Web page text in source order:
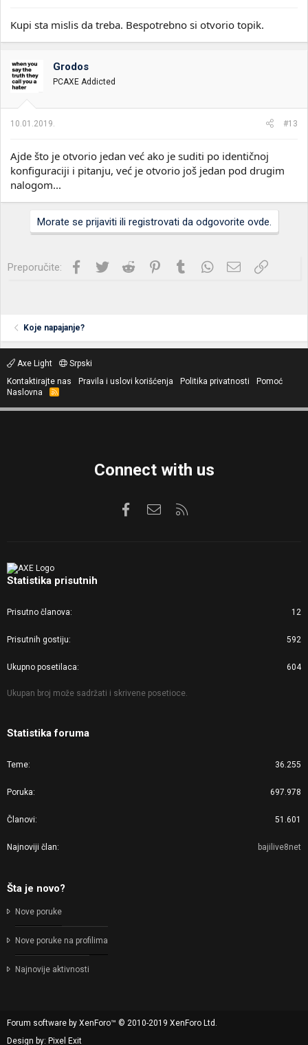
Kupi sta mislis da treba. Bespotrebno si otvorio topik.
Grodos
PCAXE Addicted
10.01.2019. #13
Ajde što je otvorio jedan već ako je suditi po identičnoj
konfiguraciji i pitanju, već je otvorio još jedan pod drugim
nalogom...
Morate se prijaviti ili registrovati da odgovorite ovde.
Preporučite: Facebook
Twitter Reddit PinterestTumblrWhatsApp
Imejl Link
Koje napajanje?
Axe Light
Srpski
Kontaktirajte nas
Pravila i uslovi korišćenja Politika privatnosti
Pomoć
Naslovna
R
S
Connect with us
FacebookKontaktirajte nas
Statistika prisutnih
Prisutno članova 12
Prisutnih gostiju 592
Ukupno posetilaca 604
Ukupan broj može sadržati i skrivene posetioce.
Statistika foruma
Teme 36.255
Poruka 697.978
Članovi 51.601
Najnoviji član bajilive8net
Šta je novo?
Nove poruke
Nove poruke na profilima
Najnovije aktivnosti
Forum software by XenForo™ © 2010-2019 XenForo Ltd.
Design by: Pixel Exit